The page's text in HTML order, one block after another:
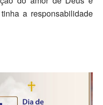
a responsabilidade